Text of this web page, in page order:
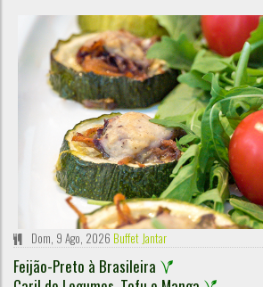
Dom, 9 Ago, 2026 Buffet Jantar
Feijão-Preto à Brasileira